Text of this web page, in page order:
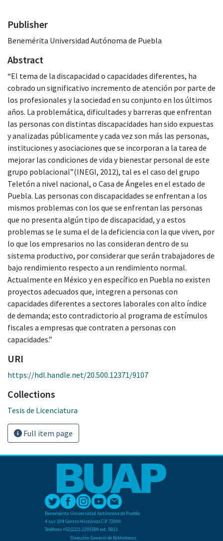
Publisher
Benemérita Universidad Autónoma de Puebla
Abstract
“El tema de la discapacidad o capacidades diferentes, ha
cobrado un significativo incremento de atención por parte de
los profesionales y la sociedad en su conjunto en los últimos
años. La problemática, dificultades y barreras que enfrentan
las personas con distintas discapacidades han sido expuestas
y analizadas públicamente y cada vez son más las personas,
instituciones y asociaciones que se incorporan a la tarea de
mejorar las condiciones de vida y bienestar personal de este
grupo poblacional”(INEGI, 2012), tal es el caso del grupo
Teletón a nivel nacional, o Casa de Ángeles en el estado de
Puebla. Las personas con discapacidades se enfrentan a los
mismos problemas con los que se enfrentan las personas
que no presenta algún tipo de discapacidad, y a estos
problemas se le suma el de la deficiencia con la que viven, por
lo que los empresarios no las consideran dentro de su
sistema productivo, por considerar que serán trabajadores de
bajo rendimiento respecto a un rendimiento normal.
Actualmente en México y en específico en Puebla no existen
proyectos adecuados que, integren a personas con
capacidades diferentes a sectores laborales con alto índice
de demanda; esto contradictorio al programa de estímulos
fiscales a empresas que contraten a personas con
capacidades.”
URI
https://hdl.handle.net/20.500.12371/9107
Collections
Tesis de Licenciatura
Full item page
Benemérita Universidad Autónoma de Puebla
4 sur 104 Centro Histórico C.P. 72000
Teléfono +52(222) 2295500 ext. 5013
Dirección General de Bibliotecas